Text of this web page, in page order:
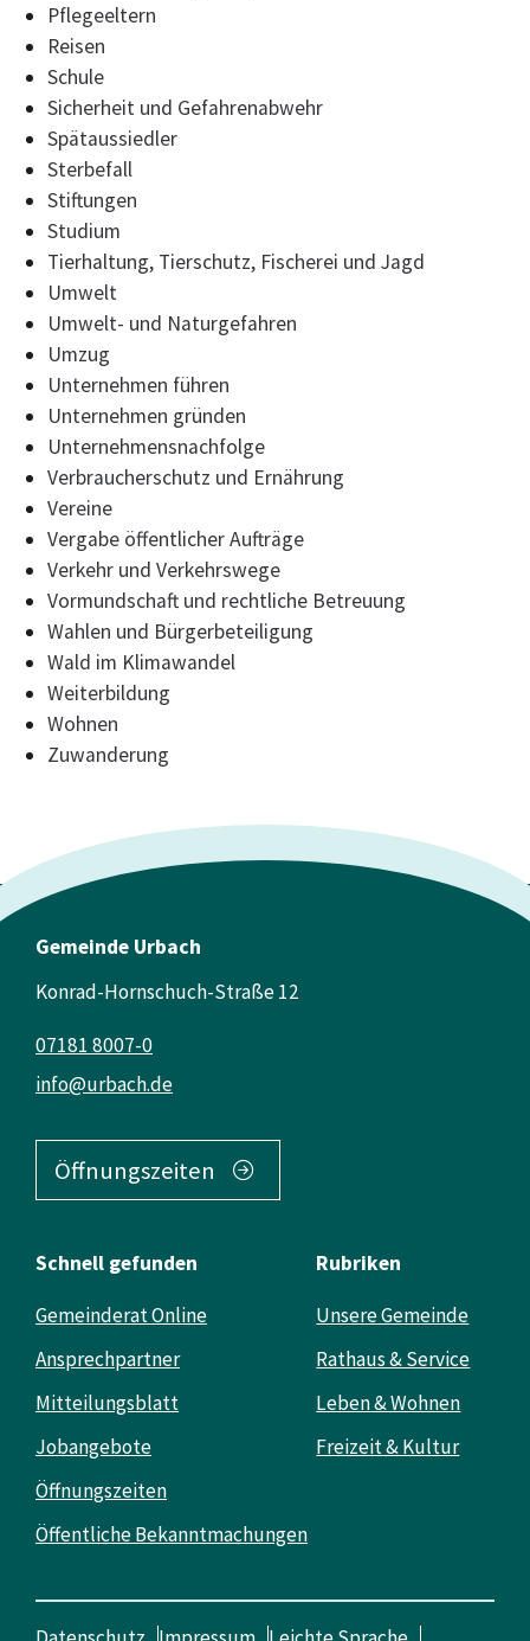
Pflegeeltern
Reisen
Schule
Sicherheit und Gefahrenabwehr
Spätaussiedler
Sterbefall
Stiftungen
Studium
Tierhaltung, Tierschutz, Fischerei und Jagd
Umwelt
Umwelt- und Naturgefahren
Umzug
Unternehmen führen
Unternehmen gründen
Unternehmensnachfolge
Verbraucherschutz und Ernährung
Vereine
Vergabe öffentlicher Aufträge
Verkehr und Verkehrswege
Vormundschaft und rechtliche Betreuung
Wahlen und Bürgerbeteiligung
Wald im Klimawandel
Weiterbildung
Wohnen
Zuwanderung
Gemeinde Urbach
Konrad-Hornschuch-Straße 12
info@urbach.de
07181 8007-0
Öffnungszeiten
Schnell gefunden
Gemeinderat Online
Ansprechpartner
Mitteilungsblatt
Jobangebote
Öffnungszeiten
Öffentliche Bekanntmachungen
Rubriken
Unsere Gemeinde
Rathaus & Service
Leben & Wohnen
Freizeit & Kultur